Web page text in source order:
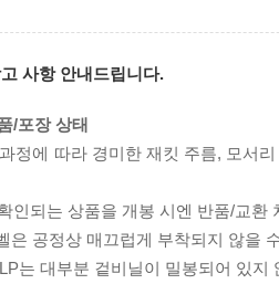
사항 안내드립니다.
/포장 상태
정에 따라 경미한 재킷 주름, 모서
인되는 상품을 개봉 시엔 반품/교환
은 공정상 매끄럽게 부착되지 않을
는 대부분 겉비닐이 밀봉되어 있지